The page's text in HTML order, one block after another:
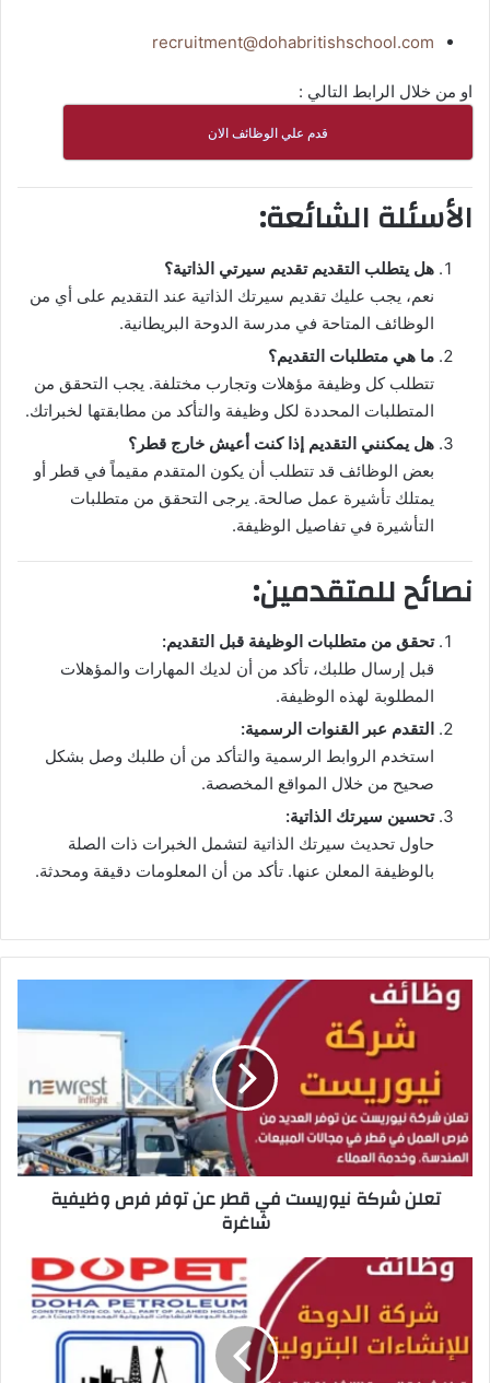
recruitment@dohabritishschool.com
او من خلال الرابط التالي :
قدم علي الوظائف الان
الأسئلة الشائعة:
هل يتطلب التقديم تقديم سيرتي الذاتية؟
نعم، يجب عليك تقديم سيرتك الذاتية عند التقديم على أي من
الوظائف المتاحة في مدرسة الدوحة البريطانية.
ما هي متطلبات التقديم؟
تتطلب كل وظيفة مؤهلات وتجارب مختلفة. يجب التحقق من
المتطلبات المحددة لكل وظيفة والتأكد من مطابقتها لخبراتك.
هل يمكنني التقديم إذا كنت أعيش خارج قطر؟
بعض الوظائف قد تتطلب أن يكون المتقدم مقيماً في قطر أو
يمتلك تأشيرة عمل صالحة. يرجى التحقق من متطلبات
التأشيرة في تفاصيل الوظيفة.
نصائح للمتقدمين:
تحقق من متطلبات الوظيفة قبل التقديم:
قبل إرسال طلبك، تأكد من أن لديك المهارات والمؤهلات
المطلوبة لهذه الوظيفة.
التقدم عبر القنوات الرسمية:
استخدم الروابط الرسمية والتأكد من أن طلبك وصل بشكل
صحيح من خلال المواقع المخصصة.
تحسين سيرتك الذاتية:
حاول تحديث سيرتك الذاتية لتشمل الخبرات ذات الصلة
بالوظيفة المعلن عنها. تأكد من أن المعلومات دقيقة ومحدثة.
ك
ة
ن
ف
ي
تعلن شركة نيوريست في قطر عن توفر فرص وظيفية
شاغرة
ن
ش